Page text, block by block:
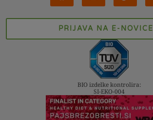
PRIJAVA NA E-NOVICE
BIO izdelke kontrolira:
SI-EKO-004